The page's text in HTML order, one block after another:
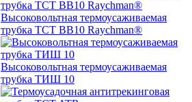
Высоковольтная термоусаживаемая
трубка TCT BB10 Raychman®
Высоковольтная термоусаживаемая
трубка ТИШ 10